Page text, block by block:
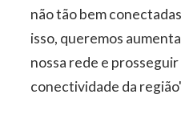
não tão bem
isso, queremos
nossa rede e
conectividade da